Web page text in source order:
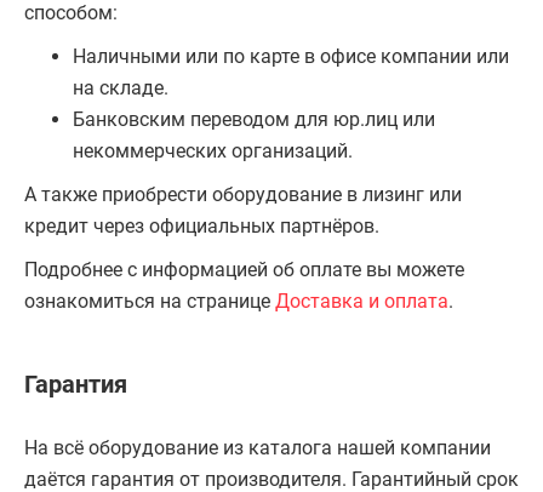
способом:
Наличными или по карте в офисе компании или
на складе.
Банковским переводом для юр.лиц или
некоммерческих организаций.
А также приобрести оборудование в лизинг или
кредит через официальных партнёров.
Подробнее с информацией об оплате вы можете
ознакомиться на странице Доставка и оплата.
Гарантия
На всё оборудование из каталога нашей компании
даётся гарантия от производителя. Гарантийный срок